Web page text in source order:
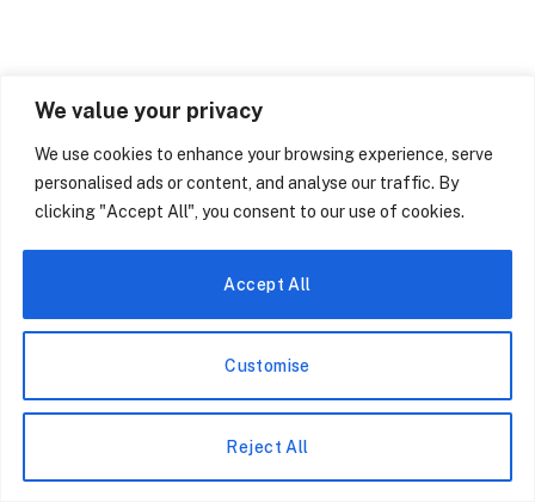
We value your privacy
We use cookies to enhance your browsing experience, serve
personalised ads or content, and analyse our traffic. By
clicking "Accept All", you consent to our use of cookies.
Customise
Reject All
Accept All